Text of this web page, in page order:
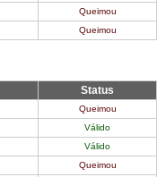
Queimou
Queimou
Status
Queimou
Válido
Válido
Queimou